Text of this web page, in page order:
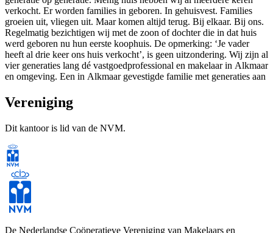
verkocht. Er worden families in geboren. In gehuisvest. Families
groeien uit, vliegen uit. Maar komen altijd terug. Bij elkaar. Bij ons.
Regelmatig bezichtigen wij met de zoon of dochter die in dat huis
werd geboren nu hun eerste koophuis. De opmerking: ‘Je vader
heeft al drie keer ons huis verkocht’, is geen uitzondering. Wij zijn al
vier generaties lang dé vastgoedprofessional en makelaar in Alkmaar
en omgeving. Een in Alkmaar gevestigde familie met generaties aan
uitgegroeid tot een team betrokken vastgoedprofessionals.
Opa Van der Borden was de tweede makelaar in Alkmaar. Hij stapte
op zijn fiets naar Schoorl en Bergen om huurpenningen te innen. En
stapte op diezelfde fiets om mensen van het station te halen die in de
stad een huurwoning kwamen bezichtigen. De betrokkenheid die hij
had, leeft voort. Nog altijd halen wij mensen van het station. De fiets
van opa Van der Borden is een auto geworden. En de toekomstige
huurder is vandaag de dag ook een expat. En kijk niet gek op als
Vereniging
Dit kantoor is lid van de NVM.
De Nederlandse Coöperatieve Vereniging van Makelaars en